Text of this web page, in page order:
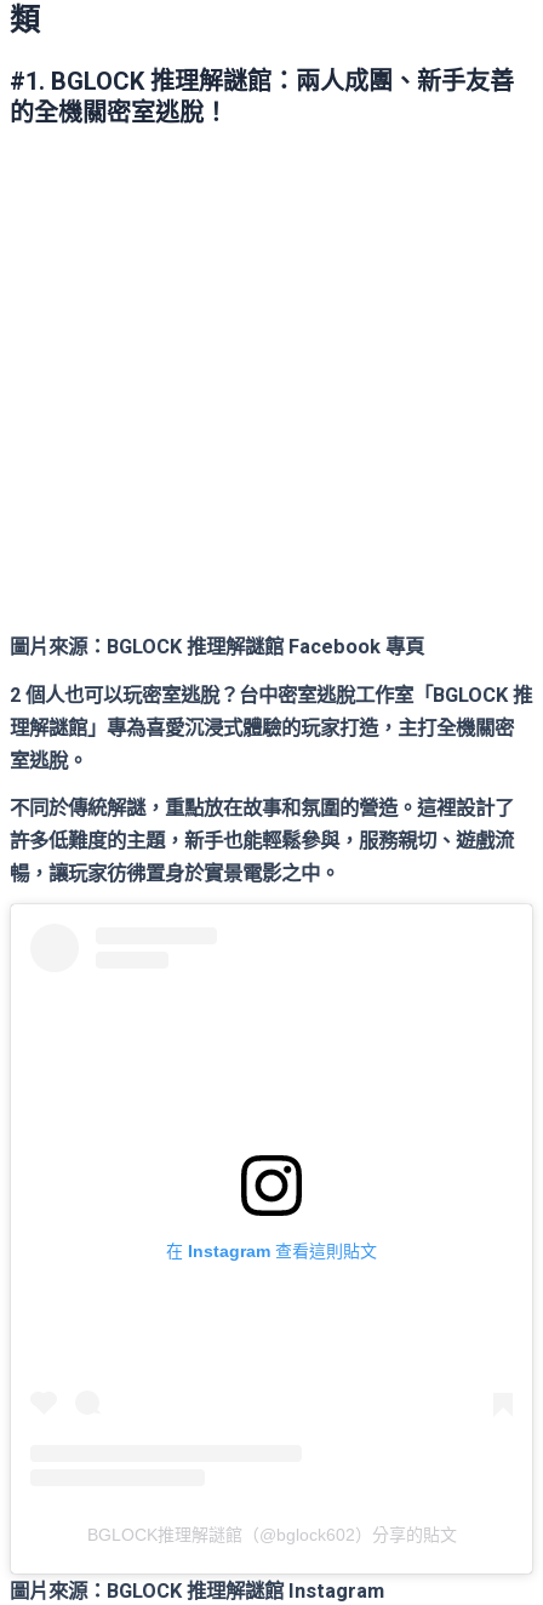
類
#1. BGLOCK 推理解謎館：兩人成團、新手友善
的全機關密室逃脫！
圖片來源：BGLOCK 推理解謎館 Facebook 專頁
2 個人也可以玩密室逃脫？台中密室逃脫工作室「BGLOCK 推
理解謎館」專為喜愛沉浸式體驗的玩家打造，主打全機關密
室逃脫。
不同於傳統解謎，重點放在故事和氛圍的營造。這裡設計了
許多低難度的主題，新手也能輕鬆參與，服務親切、遊戲流
暢，讓玩家彷彿置身於實景電影之中。
在 Instagram 查看這則貼文
BGLOCK推理解謎館（@bglock602）分享的貼文
圖片來源：BGLOCK 推理解謎館 Instagram